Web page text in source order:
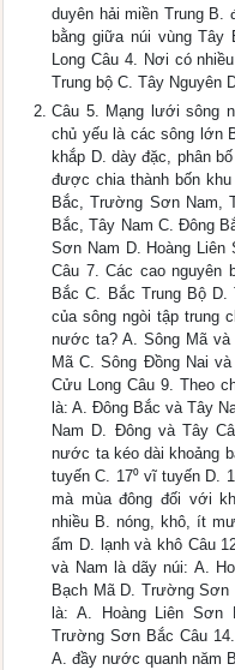
duyên hải miền Trung B.
bằng giữa núi vùng Tây
Long Câu 4. Nơi có
Trung bộ C. Tây Nguyên
Câu 5. Mạng lưới sông
chủ yếu là các sông lớn
khắp D. dày đặc, phân
được chia thành bốn
Bắc, Trường Sơn Nam,
Bắc, Tây Nam C. Đông
Sơn Nam D. Hoàng
Câu 7. Các cao nguyên
Bắc C. Bắc Trung Bộ
của sông ngòi tập trung
nước ta? A. Sông Mã
Mã C. Sông Đồng Nai
Cửu Long Câu 9. Theo
là: A. Đông Bắc và Tây
Nam D. Đông và Tây
nước ta kéo dài khoảng
tuyến C. 17⁰ vĩ tuyến D.
mà mùa đông đối với
nhiều B. nóng, khô, ít
ẩm D. lạnh và khô Câu
và Nam là dãy núi: A.
Bạch Mã D. Trường
là: A. Hoàng Liên
Trường Sơn Bắc Câu
A. đầy nước quanh năm